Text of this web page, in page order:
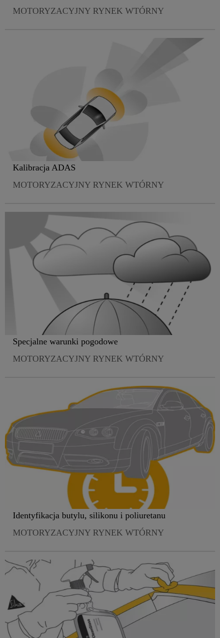
MOTORYZACYJNY RYNEK WTÓRNY
Kalibracja ADAS
MOTORYZACYJNY RYNEK WTÓRNY
Specjalne warunki pogodowe
MOTORYZACYJNY RYNEK WTÓRNY
Identyfikacja butylu, silikonu i poliuretanu
MOTORYZACYJNY RYNEK WTÓRNY